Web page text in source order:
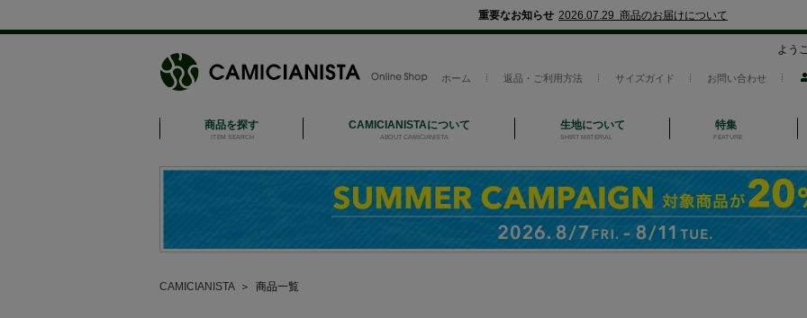
重要なお知らせ 2026.07.29 商品のお届けについて
よう
ホーム 返品・ご利用方法 サイズガイド お問い合わせ
商品を探す
ITEM SEARCH
CAMICIANISTAについて
ABOUT CAMICIANISTA
生地について
SHIRT MATERIAL
特集
FEATURE
CAMICIANISTA＞ 商品一覧